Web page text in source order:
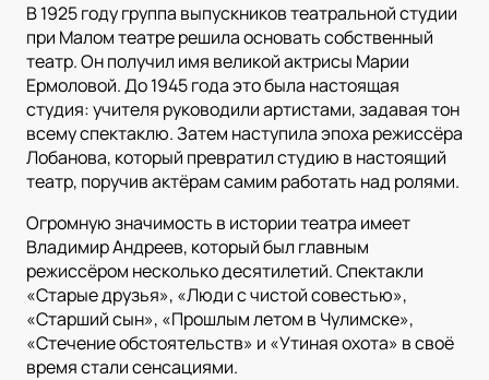
В 1925 году группа выпускников театральной студии
при Малом театре решила основать собственный
театр. Он получил имя великой актрисы Марии
Ермоловой. До 1945 года это была настоящая
студия: учителя руководили артистами, задавая тон
всему спектаклю. Затем наступила эпоха режиссёра
Лобанова, который превратил студию в настоящий
театр, поручив актёрам самим работать над ролями.
Огромную значимость в истории театра имеет
Владимир Андреев, который был главным
режиссёром несколько десятилетий. Спектакли
«Старые друзья», «Люди с чистой совестью»,
«Старший сын», «Прошлым летом в Чулимске»,
«Стечение обстоятельств» и «Утиная охота» в своё
время стали сенсациями.